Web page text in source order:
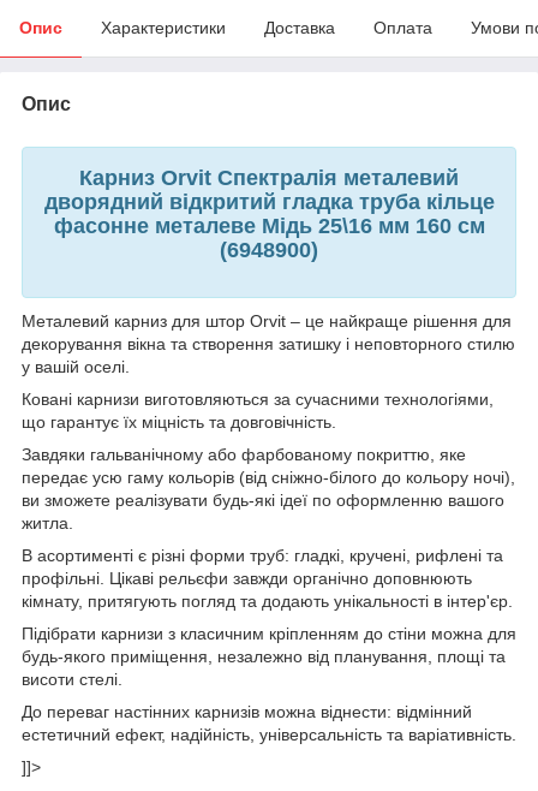
Опис Характеристики Доставка Оплата Умови
Опис
Карниз Orvit Спектралія металевий
дворядний відкритий гладка труба кільце
фасонне металеве Мідь 25\16 мм 160 см
(6948900)
Металевий карниз для штор Orvit – це найкраще рішення для
декорування вікна та створення затишку і неповторного стилю
у вашій оселі.
Ковані карнизи виготовляються за сучасними технологіями,
що гарантує їх міцність та довговічність.
Завдяки гальванічному або фарбованому покриттю, яке
передає усю гаму кольорів (від сніжно-білого до кольору ночі),
ви зможете реалізувати будь-які ідеї по оформленню вашого
житла.
В асортименті є різні форми труб: гладкі, кручені, рифлені та
профільні. Цікаві рельєфи завжди органічно доповнюють
кімнату, притягують погляд та додають унікальності в інтер'єр.
Підібрати карнизи з класичним кріпленням до стіни можна для
будь-якого приміщення, незалежно від планування, площі та
висоти стелі.
До переваг настінних карнизів можна віднести: відмінний
естетичний ефект, надійність, універсальність та варіативність.
]]>